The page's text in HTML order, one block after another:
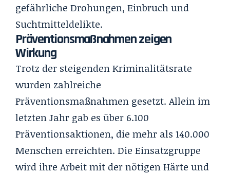
gefährliche Drohungen, Einbruch und
Suchtmitteldelikte.
Präventionsmaßnahmen zeigen
Wirkung
Trotz der steigenden Kriminalitätsrate
wurden zahlreiche
Präventionsmaßnahmen gesetzt. Allein im
letzten Jahr gab es über 6.100
Präventionsaktionen, die mehr als 140.000
Menschen erreichten. Die Einsatzgruppe
wird ihre Arbeit mit der nötigen Härte und